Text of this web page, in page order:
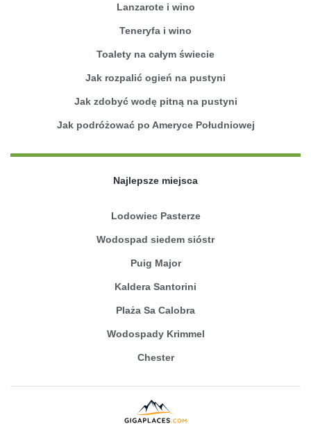
Lanzarote i wino
Teneryfa i wino
Toalety na całym świecie
Jak rozpalić ogień na pustyni
Jak zdobyć wodę pitną na pustyni
Jak podróżować po Ameryce Południowej
Najlepsze miejsca
Lodowiec Pasterze
Wodospad siedem sióstr
Puig Major
Kaldera Santorini
Plaża Sa Calobra
Wodospady Krimmel
Chester